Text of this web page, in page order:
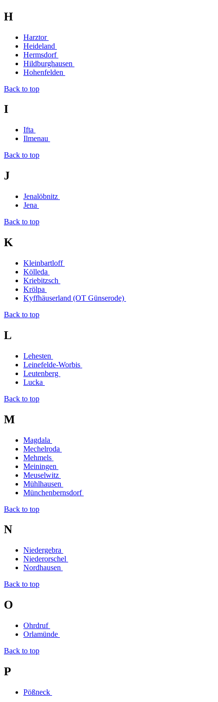
H
Harztor
Heideland
Hermsdorf
Hildburghausen
Hohenfelden
Back to top
I
Ifta
Ilmenau
Back to top
J
Jenalöbnitz
Jena
Back to top
K
Kleinbartloff
Kölleda
Kriebitzsch
Krölpa
Kyffhäuserland (OT Günserode)
Back to top
L
Lehesten
Leinefelde-Worbis
Leutenberg
Lucka
Back to top
M
Magdala
Mechelroda
Mehmels
Meiningen
Meuselwitz
Mühlhausen
Münchenbernsdorf
Back to top
N
Niedergebra
Niederorschel
Nordhausen
Back to top
O
Ohrdruf
Orlamünde
Back to top
P
Pößneck